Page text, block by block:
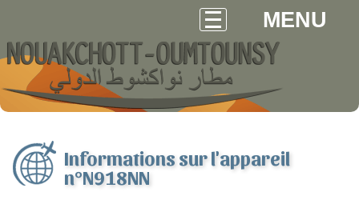
MENU
Informations sur l'appareil
n°N918NN